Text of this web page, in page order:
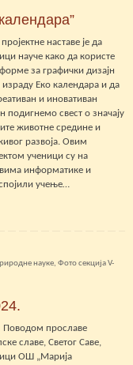
наставе је да
науче како да користе
за графички дизајн
израду Еко календара и да
и иновативан
подигнемо свест о значају
животне средине и
развоја. Овим
ученици су на
информатике и
учење…
науке, Фото секција V-
прославе
славе, Светoг Саве,
ОШ „Марија